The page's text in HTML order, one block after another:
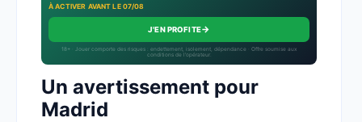
À ACTIVER AVANT LE 07/08
J'EN PROFITE→
18+ · Jouer comporte des risques : endettement, isolement, dépendance · Offre soumise aux
conditions de l’opérateur.
Un avertissement pour
Madrid